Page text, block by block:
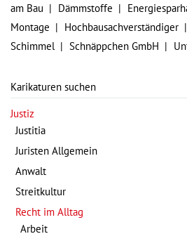
am Bau
Dämmstoffe
Montage
Hochbausachverständiger
Schimmel
Schnäppchen GmbH
Karikaturen suchen
Justiz
Justitia
Juristen Allgemein
Anwalt
Streitkultur
Recht im Alltag
Arbeit